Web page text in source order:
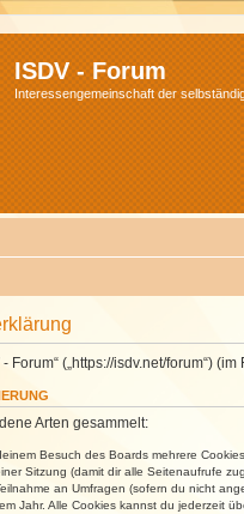
ISDV - Forum
Interessengemeinschaft der
Forum“ („https://isdv.net/forum“)
Arten gesammelt:
Besuch des Boards mehrere
Sitzung (damit dir alle Seitenaufrufe
an Umfragen (sofern du nicht
Jahr. Alle Cookies kannst du jederzeit